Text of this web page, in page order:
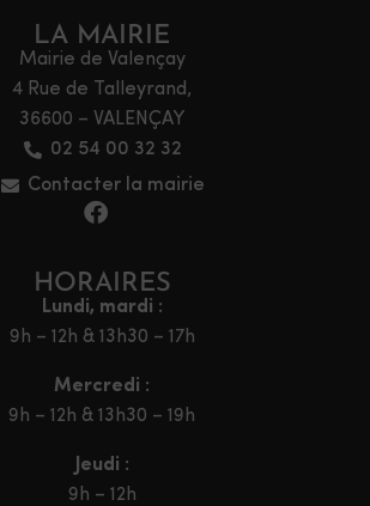
LA MAIRIE
Mairie de Valençay
4 Rue de Talleyrand,
36600 – VALENÇAY
02 54 00 32 32
Contacter la mairie
HORAIRES
Lundi, mardi :
9h – 12h & 13h30 – 17h
Mercredi :
9h – 12h & 13h30 – 19h
Jeudi :
9h – 12h